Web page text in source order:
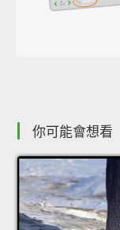
你可能會想看